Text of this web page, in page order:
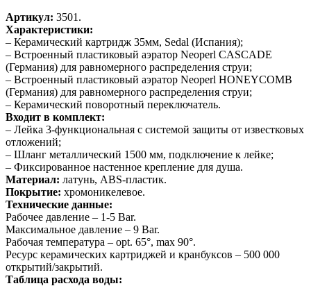
Артикул: 3501.
Характеристики:
– Керамический картридж 35мм, Sedal (Испания);
– Встроенный пластиковый аэратор Neoperl CASCADE
(Германия) для равномерного распределения струи;
– Встроенный пластиковый аэратор Neoperl HONEYCOMB
(Германия) для равномерного распределения струи;
– Керамический поворотный переключатель.
Входит в комплект:
– Лейка 3-функциональная с системой защиты от известковых
отложений;
– Шланг металлический 1500 мм, подключение к лейке;
– Фиксированное настенное крепление для душа.
Материал: латунь, ABS-пластик.
Покрытие: хромоникелевое.
Технические данные:
Рабочее давление – 1-5 Bar.
Максимальное давление – 9 Bar.
Рабочая температура – opt. 65°, max 90°.
Ресурс керамических картриджей и кранбуксов – 500 000
открытий/закрытий.
Таблица расхода воды: